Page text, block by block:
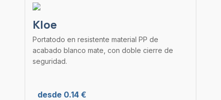
Kloe
Portatodo en resistente material PP de
acabado blanco mate, con doble cierre de
seguridad.
desde 0.14 €